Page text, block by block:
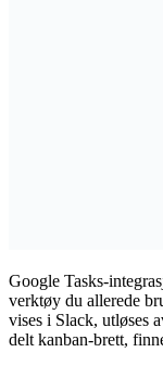
Google Tasks-
verktøy du allerede
vises i Slack, utløses
delt kanban-brett,